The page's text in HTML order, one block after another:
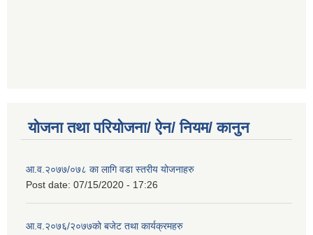
योजना तथा परियोजना/ ऐन/ नियम/ कानुन
आ.व.२०७७/०७८ का लागि वडा स्तरीय योजनाहरु
Post date: 07/15/2020 - 17:26
आ.व.२०७६/२०७७को बजेट तथा कार्यक्रमहरु